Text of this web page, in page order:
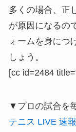
多くの場合、正
が原因になるの
ォームを身につ
しょう。
[cc id=2484
▼プロの試合を
テニス LIVE 速報